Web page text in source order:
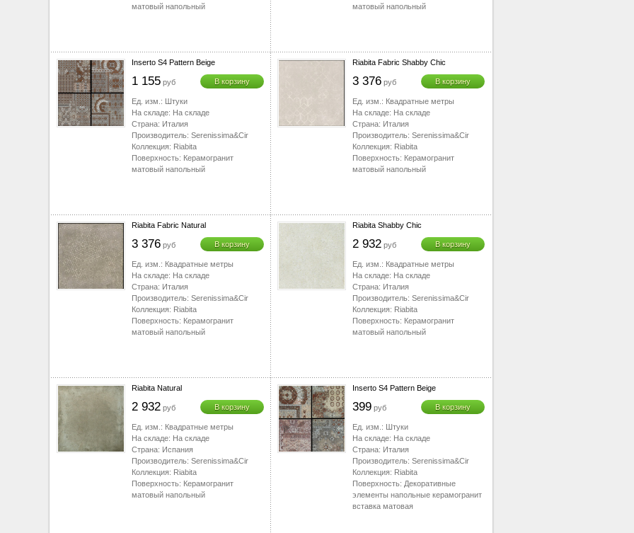
матовый напольный
матовый напольный
Inserto S4 Pattern Beige
1 155 руб В корзину
Ед. изм.: Штуки
На складе: На складе
Страна: Италия
Производитель: Serenissima&Cir
Коллекция: Riabita
Поверхность: Керамогранит
матовый напольный
Riabita Fabric Shabby Chic
3 376 руб В корзину
Ед. изм.: Квадратные метры
На складе: На складе
Страна: Италия
Производитель: Serenissima&Cir
Коллекция: Riabita
Поверхность: Керамогранит
матовый напольный
Riabita Fabric Natural
3 376 руб В корзину
Ед. изм.: Квадратные метры
На складе: На складе
Страна: Италия
Производитель: Serenissima&Cir
Коллекция: Riabita
Поверхность: Керамогранит
матовый напольный
Riabita Shabby Chic
2 932 руб В корзину
Ед. изм.: Квадратные метры
На складе: На складе
Страна: Италия
Производитель: Serenissima&Cir
Коллекция: Riabita
Поверхность: Керамогранит
матовый напольный
Riabita Natural
2 932 руб В корзину
Ед. изм.: Квадратные метры
На складе: На складе
Страна: Испания
Производитель: Serenissima&Cir
Коллекция: Riabita
Поверхность: Керамогранит
матовый напольный
Inserto S4 Pattern Beige
399 руб В корзину
Ед. изм.: Штуки
На складе: На складе
Страна: Италия
Производитель: Serenissima&Cir
Коллекция: Riabita
Поверхность: Декоративные
элементы напольные керамогранит
вставка матовая